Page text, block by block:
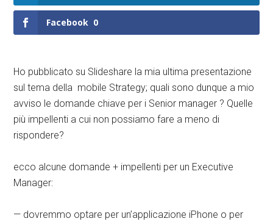
Facebook 0
Ho pubblicato su Slideshare la mia ultima presentazione
sul tema della mobile Strategy; quali sono dunque a mio
avviso le domande chiave per i Senior manager ? Quelle
più impellenti a cui non possiamo fare a meno di
rispondere?
ecco alcune domande + impellenti per un Executive
Manager:
— dovremmo optare per un’applicazione iPhone o per